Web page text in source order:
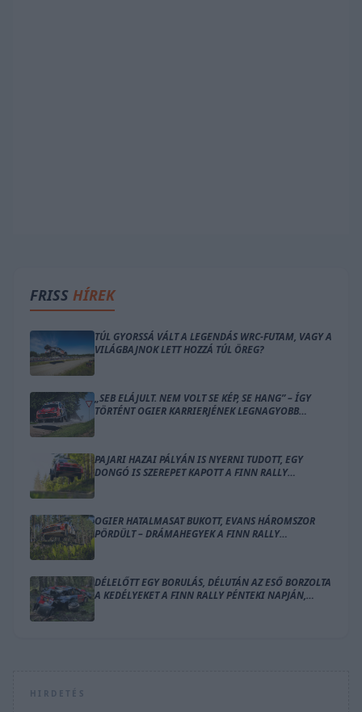
FRISS HÍREK
TÚL GYORSSÁ VÁLT A LEGENDÁS WRC-FUTAM, VAGY A
VILÁGBAJNOK LETT HOZZÁ TÚL ÖREG?
„SEB ELÁJULT. NEM VOLT SE KÉP, SE HANG” – ÍGY
TÖRTÉNT OGIER KARRIERJÉNEK LEGNAGYOBB
PAJARI HAZAI PÁLYÁN IS NYERNI TUDOTT, EGY
DONGÓ IS SZEREPET KAPOTT A FINN RALLY
OGIER HATALMASAT BUKOTT, EVANS HÁROMSZOR
PÖRDÜLT – DRÁMAHEGYEK A FINN RALLY
DÉLELŐTT EGY BORULÁS, DÉLUTÁN AZ ESŐ BORZOLTA
A KEDÉLYEKET A FINN RALLY PÉNTEKI NAPJÁN,
HIRDETÉS